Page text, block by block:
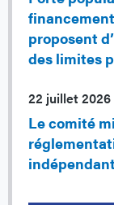
proposent
des limites
22 juillet 2026
Le comité